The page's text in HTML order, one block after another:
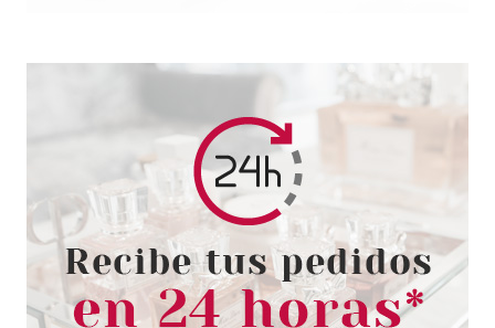
RALPH LAUREN
RALPH LAUREN RALPH'S CLUB
PARFUM 100 ML + PARFUM 10
ML SET REGALO
Pvr 105.50€
desde